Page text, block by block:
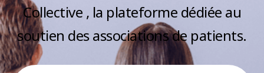
Collective , la plateforme dédiée au
soutien des associations de patients.